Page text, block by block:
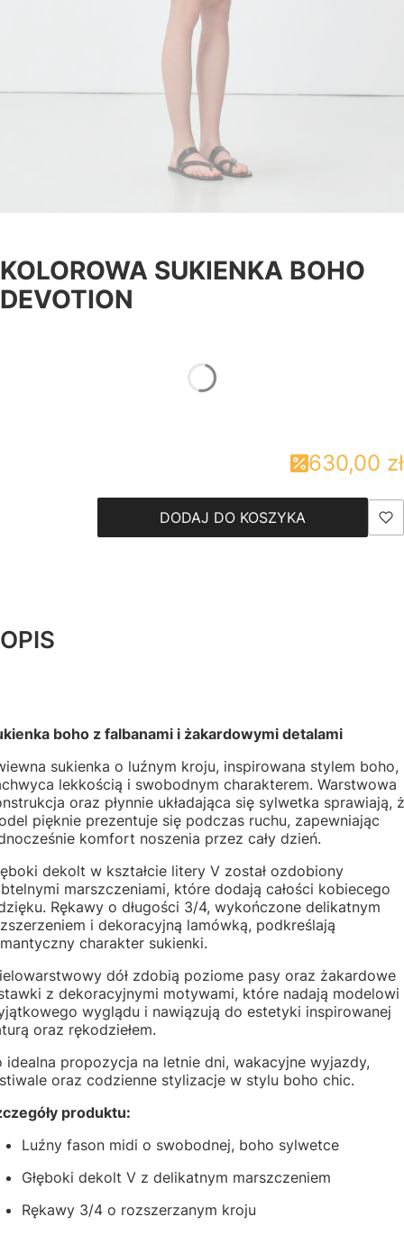
KOLOROWA SUKIENKA BOHO
DEVOTION
630,00 zł
DODAJ DO KOSZYKA
OPIS
boho z falbanami i żakardowymi detalami
sukienka o luźnym kroju, inspirowana stylem boho,
lekkością i swobodnym charakterem. Warstwowa
oraz płynnie układająca się sylwetka sprawiają,
pięknie prezentuje się podczas ruchu, zapewniając
komfort noszenia przez cały dzień.
dekolt w kształcie litery V został ozdobiony
marszczeniami, które dodają całości kobiecego
Rękawy o długości 3/4, wykończone delikatnym
i dekoracyjną lamówką, podkreślają
charakter sukienki.
dół zdobią poziome pasy oraz żakardowe
z dekoracyjnymi motywami, które nadają modelowi
wyglądu i nawiązują do estetyki inspirowanej
oraz rękodziełem.
idealna propozycja na letnie dni, wakacyjne wyjazdy,
oraz codzienne stylizacje w stylu boho chic.
produktu:
Luźny fason midi o swobodnej, boho sylwetce
Głęboki dekolt V z delikatnym marszczeniem
Rękawy 3/4 o rozszerzanym kroju